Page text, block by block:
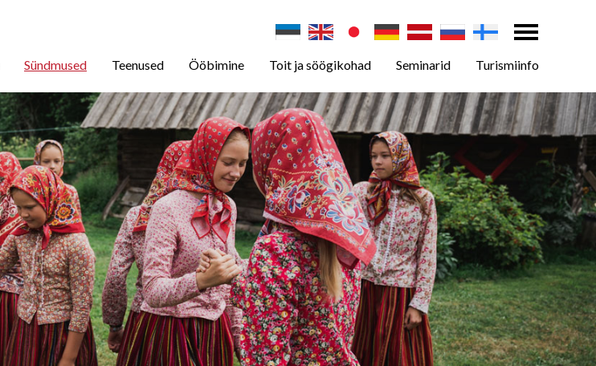
Sündmused Teenused Ööbimine Toit ja söögikohad Seminarid Turismiinfo